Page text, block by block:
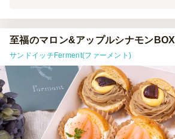
至福のマロン&アップルシナモンBOX
サンドイッチFerment(ファーメント)